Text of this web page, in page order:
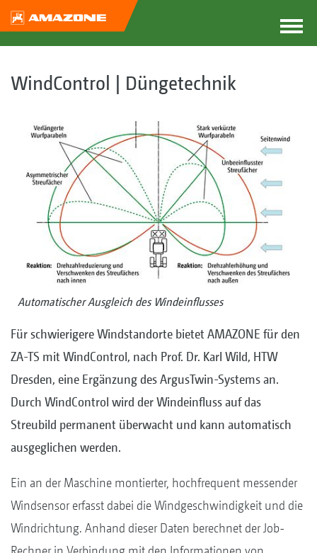
WindControl | Düngetechnik
Automatischer Ausgleich des Windeinflusses
Für schwierigere Windstandorte bietet AMAZONE für den
ZA-TS mit WindControl, nach Prof. Dr. Karl Wild, HTW
Dresden, eine Ergänzung des ArgusTwin-Systems an.
Durch WindControl wird der Windeinfluss auf das
Streubild permanent überwacht und kann automatisch
ausgeglichen werden.
Ein an der Maschine montierter, hochfrequent messender
Windsensor erfasst dabei die Windgeschwindigkeit und die
Windrichtung. Anhand dieser Daten berechnet der Job-